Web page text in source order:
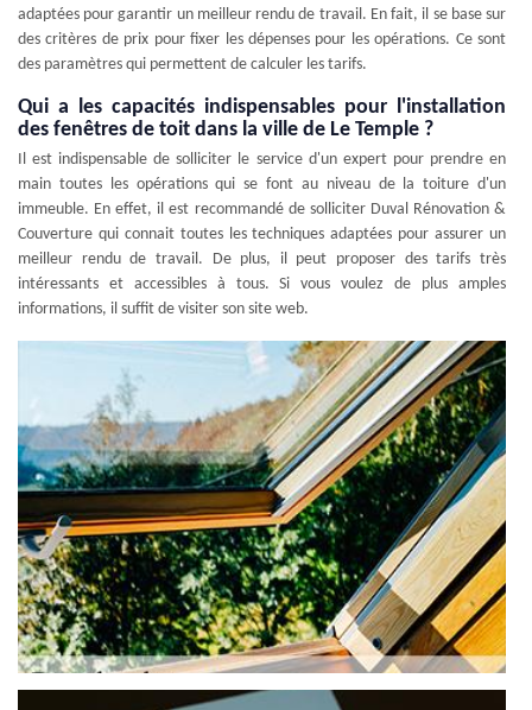
adaptées pour garantir un meilleur rendu de travail. En fait, il se base sur
des critères de prix pour fixer les dépenses pour les opérations. Ce sont
des paramètres qui permettent de calculer les tarifs.
Qui a les capacités indispensables pour l'installation
des fenêtres de toit dans la ville de Le Temple ?
Il est indispensable de solliciter le service d'un expert pour prendre en
main toutes les opérations qui se font au niveau de la toiture d'un
immeuble. En effet, il est recommandé de solliciter Duval Rénovation &
Couverture qui connait toutes les techniques adaptées pour assurer un
meilleur rendu de travail. De plus, il peut proposer des tarifs très
intéressants et accessibles à tous. Si vous voulez de plus amples
informations, il suffit de visiter son site web.